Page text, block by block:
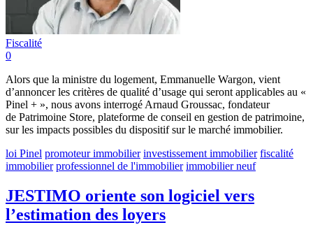
Fiscalité
0
Alors que la ministre du logement, Emmanuelle Wargon, vient
d’annoncer les critères de qualité d’usage qui seront applicables au «
Pinel + », nous avons interrogé Arnaud Groussac, fondateur
de Patrimoine Store, plateforme de conseil en gestion de patrimoine,
sur les impacts possibles du dispositif sur le marché immobilier.
loi Pinel promoteur immobilier investissement immobilier fiscalité
immobilier professionnel de l'immobilier immobilier neuf
JESTIMO oriente son logiciel vers
l’estimation des loyers